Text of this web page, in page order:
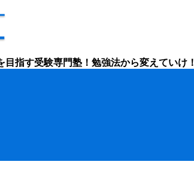
指す受験専門塾！勉強法から変えていけ！